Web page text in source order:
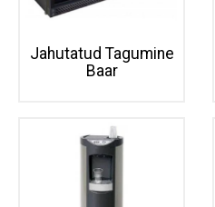
Jahutatud Tagumine
Baar